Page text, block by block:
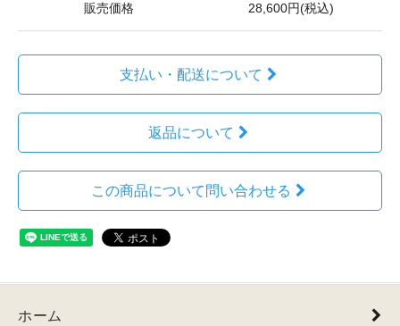
販売価格 28,600円(税込)
支払い・配送について
返品について
この商品について問い合わせる
ホーム